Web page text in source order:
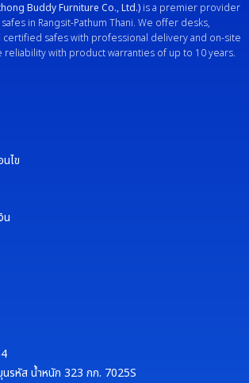
Buddy Furniture Co., Ltd.) is a premier provider
in Rangsit-Pathum Thani. We offer desks,
certified safes with professional delivery and on-site
reliability with product warranties of up to 10 years.
ไข
น
รหัส น้ำหนัก 323 กก. 7025S